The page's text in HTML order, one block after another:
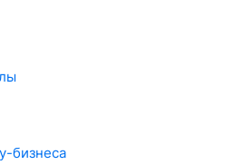
бизнеса